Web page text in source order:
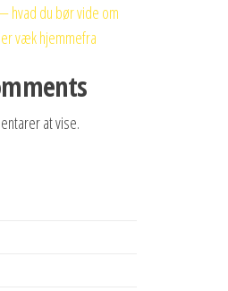
du bør vide om
væk hjemmefra
at vise.